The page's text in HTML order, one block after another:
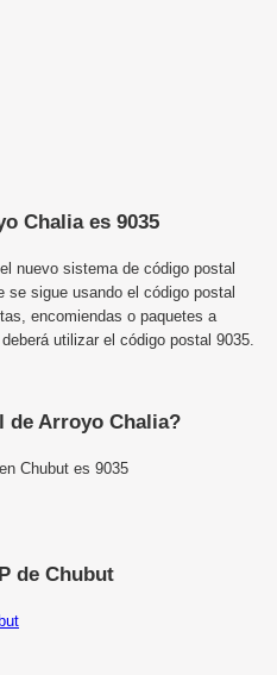
Chalia es 9035
nuevo sistema de código postal
se sigue usando el código postal
encomiendas o paquetes a
utilizar el código postal 9035.
de Arroyo Chalia?
Chubut es 9035
de Chubut